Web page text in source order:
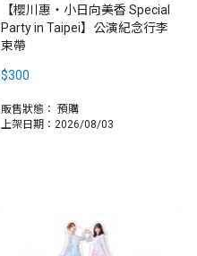
【櫻川惠・小日向美香 Special
Party in Taipei】公演紀念行李
束帶
$300
販售狀態： 預購
上架日期：2026/08/03